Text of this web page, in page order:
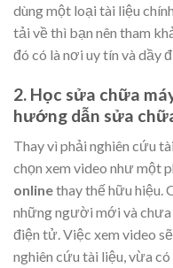
dùng một loại tài liệu
tải về thì bạn nên tham
đó có là nơi uy tín và dầy
2. Học sửa chữa
hướng dẫn sửa
Thay vì phải nghiên cứu
chọn xem video như một
onlinethay thế hữu hiệu.
những người mới và
điện tử. Việc xem video
nghiên cứu tài liệu, vừa